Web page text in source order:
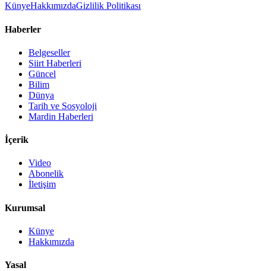
KünyeHakkımızdaGizlilik Politikası
Haberler
Belgeseller
Siirt Haberleri
Güncel
Bilim
Dünya
Tarih ve Sosyoloji
Mardin Haberleri
İçerik
Video
Abonelik
İletişim
Kurumsal
Künye
Hakkımızda
Yasal